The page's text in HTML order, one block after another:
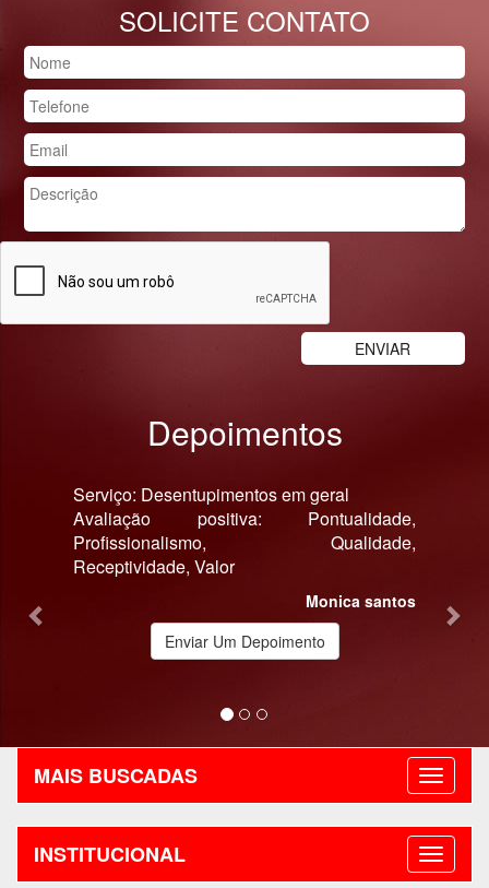
SOLICITE CONTATO
Depoimentos
Serviço: Desentupimentos em geral
Avaliação positiva: Pontualidade,
Profissionalismo, Qualidade,
Receptividade, Valor
Monica santos
Enviar Um Depoimento
MAIS BUSCADAS
INSTITUCIONAL